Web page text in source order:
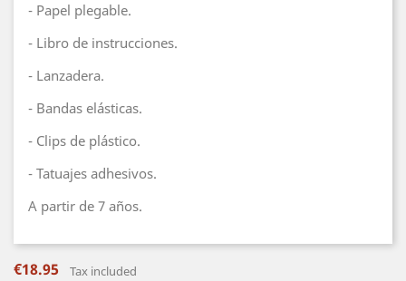
- Papel plegable.
- Libro de instrucciones.
- Lanzadera.
- Bandas elásticas.
- Clips de plástico.
- Tatuajes adhesivos.
A partir de 7 años.
€18.95 Tax included